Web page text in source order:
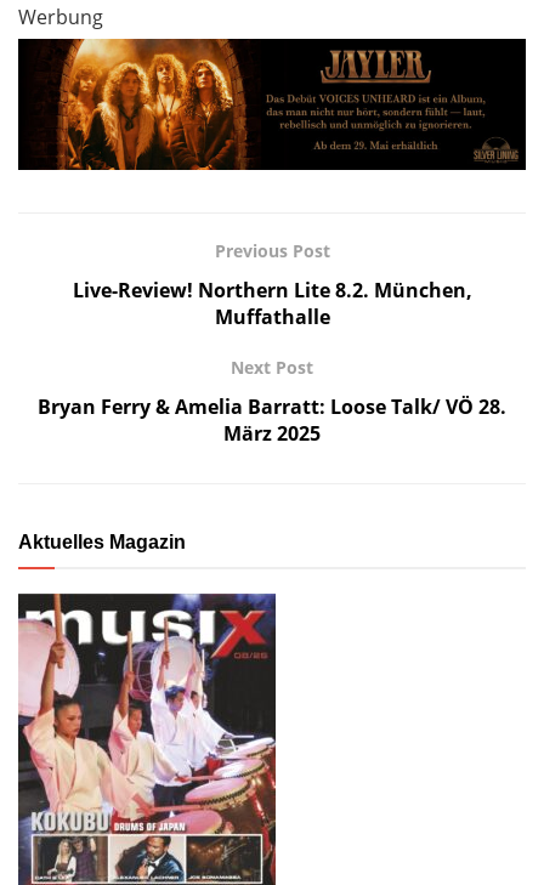
Werbung
Previous Post
Live-Review! Northern Lite 8.2. München,
Muffathalle
Next Post
Bryan Ferry & Amelia Barratt: Loose Talk/ VÖ 28.
März 2025
Aktuelles Magazin